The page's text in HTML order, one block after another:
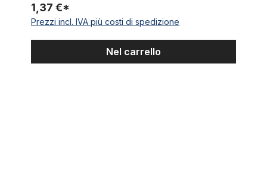
1,37 €*
Prezzi incl. IVA più costi di spedizione
Nel carrello